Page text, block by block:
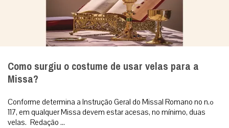
Como surgiu o costume de usar velas para a
Missa?
Conforme determina a Instrução Geral do Missal Romano no n.º
117, em qualquer Missa devem estar acesas, no mínimo, duas
velas. Redação ...